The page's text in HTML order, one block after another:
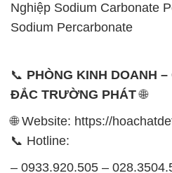
Nghiệp Sodium Carbonate
Sodium Percarbonate
📞 PHÒNG KINH DOANH
ĐẮC TRƯỜNG PHÁT🌐
🌐 Website: https://
📞 Hotline:
– 0933.920.505 –